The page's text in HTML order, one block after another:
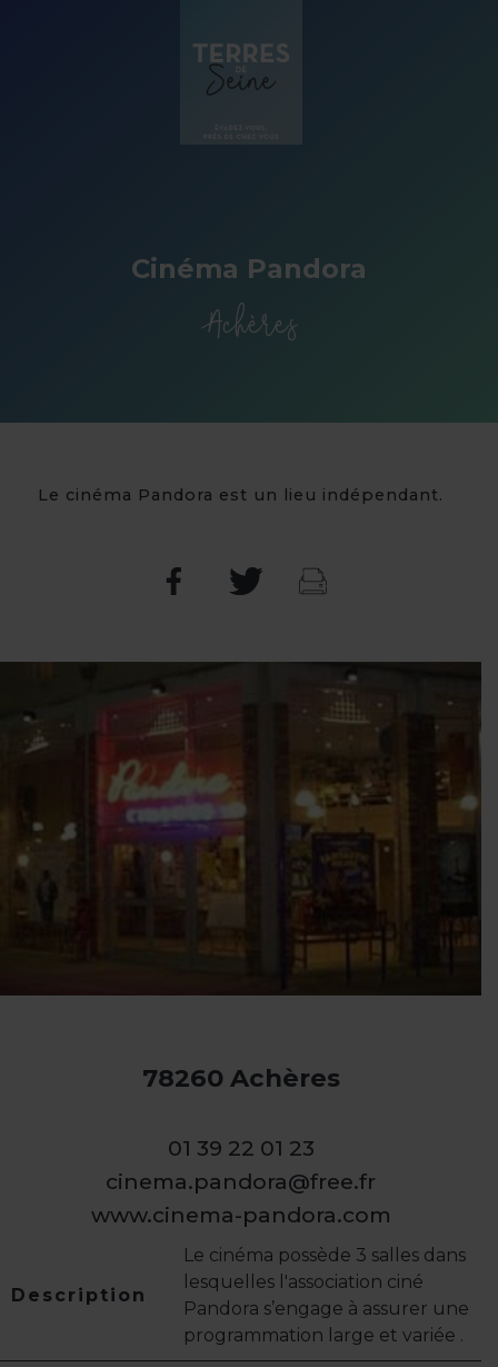
Cinéma Pandora
Achères
Le cinéma Pandora est un lieu indépendant.
78260 Achères
01 39 22 01 23
cinema.pandora@free.fr
www.cinema-pandora.com
Description
Le cinéma possède 3 salles dans
lesquelles l'association ciné
Pandora s’engage à assurer une
programmation large et variée .